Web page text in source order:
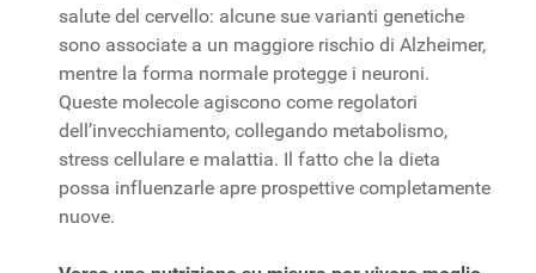
salute del cervello: alcune sue varianti genetiche
sono associate a un maggiore rischio di Alzheimer,
mentre la forma normale protegge i neuroni.
Queste molecole agiscono come regolatori
dell’invecchiamento, collegando metabolismo,
stress cellulare e malattia. Il fatto che la dieta
possa influenzarle apre prospettive completamente
nuove.